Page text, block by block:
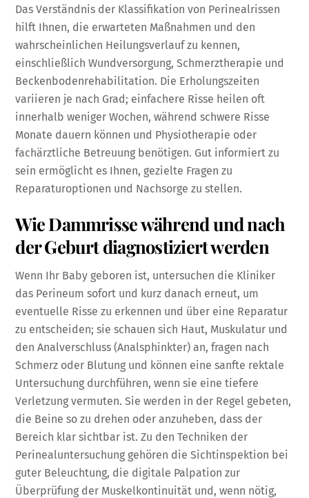
Das Verständnis der Klassifikation von Perinealrissen
hilft Ihnen, die erwarteten Maßnahmen und den
wahrscheinlichen Heilungsverlauf zu kennen,
einschließlich Wundversorgung, Schmerztherapie und
Beckenbodenrehabilitation. Die Erholungszeiten
variieren je nach Grad; einfachere Risse heilen oft
innerhalb weniger Wochen, während schwere Risse
Monate dauern können und Physiotherapie oder
fachärztliche Betreuung benötigen. Gut informiert zu
sein ermöglicht es Ihnen, gezielte Fragen zu
Reparaturoptionen und Nachsorge zu stellen.
Wie Dammrisse während und nach
der Geburt diagnostiziert werden
Wenn Ihr Baby geboren ist, untersuchen die Kliniker
das Perineum sofort und kurz danach erneut, um
eventuelle Risse zu erkennen und über eine Reparatur
zu entscheiden; sie schauen sich Haut, Muskulatur und
den Analverschluss (Analsphinkter) an, fragen nach
Schmerz oder Blutung und können eine sanfte rektale
Untersuchung durchführen, wenn sie eine tiefere
Verletzung vermuten. Sie werden in der Regel gebeten,
die Beine so zu drehen oder anzuheben, dass der
Bereich klar sichtbar ist. Zu den Techniken der
Perinealuntersuchung gehören die Sichtinspektion bei
guter Beleuchtung, die digitale Palpation zur
Überprüfung der Muskelkontinuität und, wenn nötig,